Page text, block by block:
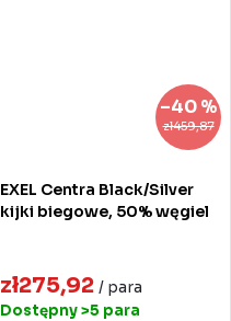
zł459,87
–40 %
EXEL Centra Black/Silver
kijki biegowe, 50% węgiel
zł275,92 / para
Dostępny>5 para